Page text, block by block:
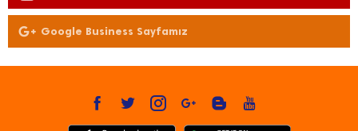
Google Business Sayfamız